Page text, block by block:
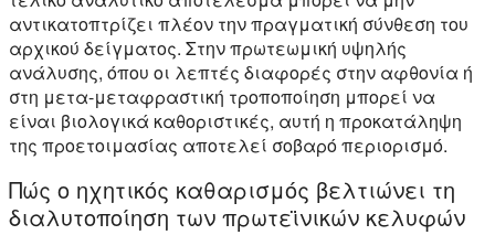
αντικατοπτρίζει πλέον την πραγματική σύνθεση του
αρχικού δείγματος. Στην πρωτεωμική υψηλής
ανάλυσης, όπου οι λεπτές διαφορές στην αφθονία ή
στη μετα-μεταφραστική τροποποίηση μπορεί να
είναι βιολογικά καθοριστικές, αυτή η προκατάληψη
της προετοιμασίας αποτελεί σοβαρό περιορισμό.
Πώς ο ηχητικός καθαρισμός βελτιώνει τη
διαλυτοποίηση των πρωτεϊνικών κελυφών